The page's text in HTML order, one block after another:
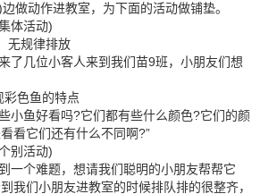
动作进教室，为下面的活动做铺垫。
体活动)
规律排放
几位小客人来到我们苗9班，小朋友们想
色鱼的特点
鱼好看吗?它们都有些什么颜色?它们的颜
看它们还有什么不同啊?”
别活动)
个难题，想请我们聪明的小朋友帮帮它
我们小朋友进教室的时候排队排的很整齐，